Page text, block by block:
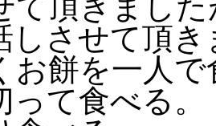
しさせて頂き
お餅を一人
って食べる。